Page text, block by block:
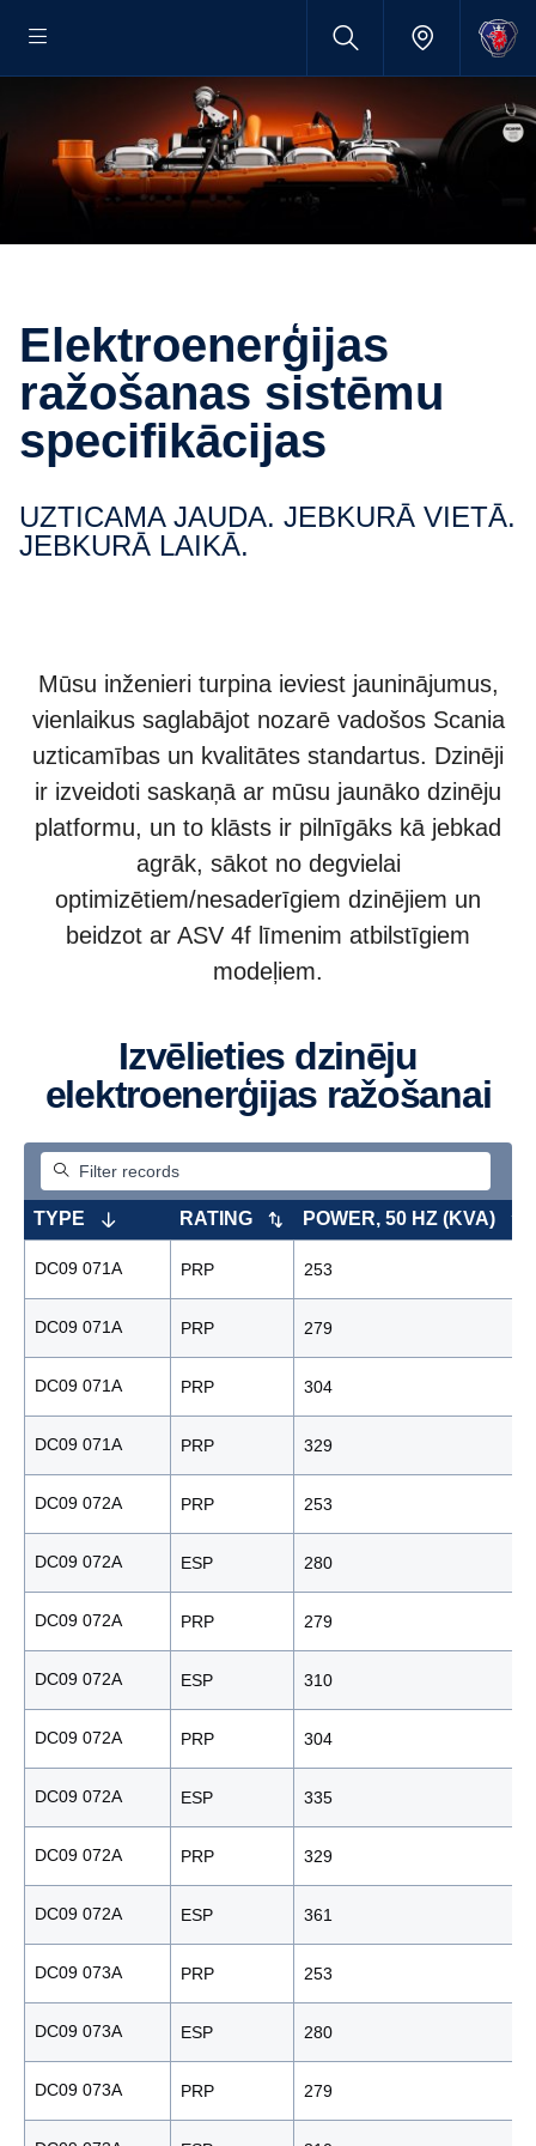
Elektroenerģijas
ražošanas sistēmu
specifikācijas
UZTICAMA JAUDA. JEBKURĀ VIETĀ.
JEBKURĀ LAIKĀ.
Mūsu inženieri turpina ieviest jauninājumus,
vienlaikus saglabājot nozarē vadošos Scania
uzticamības un kvalitātes standartus. Dzinēji
ir izveidoti saskaņā ar mūsu jaunāko dzinēju
platformu, un to klāsts ir pilnīgāks kā jebkad
agrāk, sākot no degvielai
optimizētiem/nesaderīgiem dzinējiem un
beidzot ar ASV 4f līmenim atbilstīgiem
modeļiem.
Izvēlieties dzinēju
elektroenerģijas ražošanai
TYPE RATING POWER, 50 HZ (KVA)
DC09 071A PRP 253
DC09 071A PRP 279
DC09 071A PRP 304
DC09 071A PRP 329
DC09 072A PRP 253
DC09 072A ESP 280
DC09 072A PRP 279
DC09 072A ESP 310
DC09 072A PRP 304
DC09 072A ESP 335
DC09 072A PRP 329
DC09 072A ESP 361
DC09 073A PRP 253
DC09 073A ESP 280
DC09 073A PRP 279